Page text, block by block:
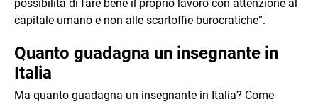
possibilità di fare bene il proprio lavoro con attenzione al
capitale umano e non alle scartoffie burocratiche”.
Quanto guadagna un insegnante in
Italia
Ma quanto guadagna un insegnante in Italia? Come